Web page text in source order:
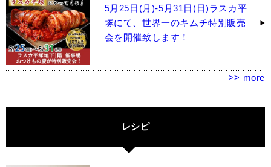
5月25日(月)-5月31日(日)ラスカ平
塚にて、世界一のキムチ特別販売
会を開催致します！
>> more
レシピ